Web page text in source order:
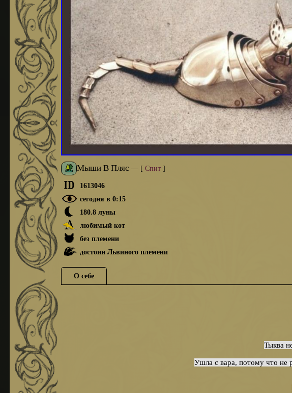
Мыши В Пляс — [ Спит]
1613046
сегодня в 0:15
180.8 луны
любимый кот
без племени
достоин Львиного племени
О себе
Тыква
Ушла с вара, потому что не